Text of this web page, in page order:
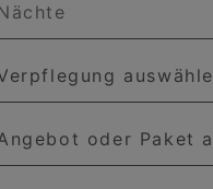
auswählen
oder Paket